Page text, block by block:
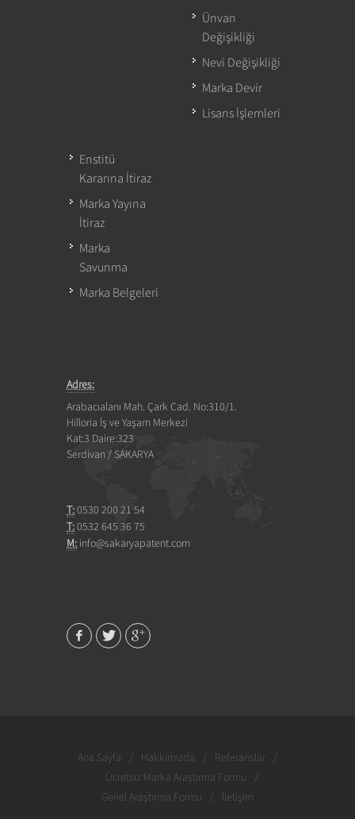
Ünvan
Değişikliği
Nevi Değişikliği
Marka Devir
Lisans İşlemleri
Enstitü
Kararına İtiraz
Marka Yayına
İtiraz
Marka
Savunma
Marka Belgeleri
Adres:
Arabacıalanı Mah. Çark Cad. No:310/1.
Hilloria İş ve Yaşam Merkezi
Kat:3 Daire:323
Serdivan / SAKARYA
T:0530 200 21 54
T:0532 645 36 75
M: info@sakaryapatent.com
Ana Sayfa / Hakkımızda / Referanslar
/
Ücretsiz Marka Araştırma Formu
/
Genel Araştırma Formu
/
İletişim